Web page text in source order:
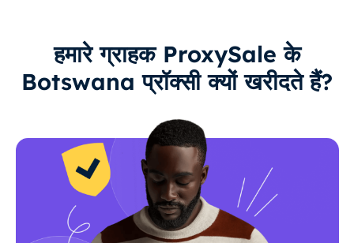
हमारे ग्राहक ProxySale के
Botswana प्रॉक्सी क्यों खरीदते हैं?